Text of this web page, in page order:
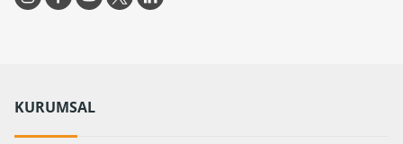
KURUMSAL